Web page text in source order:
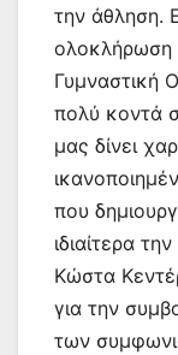
την άθληση.
ολοκλήρωση
Γυμναστική
πολύ κοντά
μας δίνει
που
ιδιαίτερα
Κώστα
για την
των